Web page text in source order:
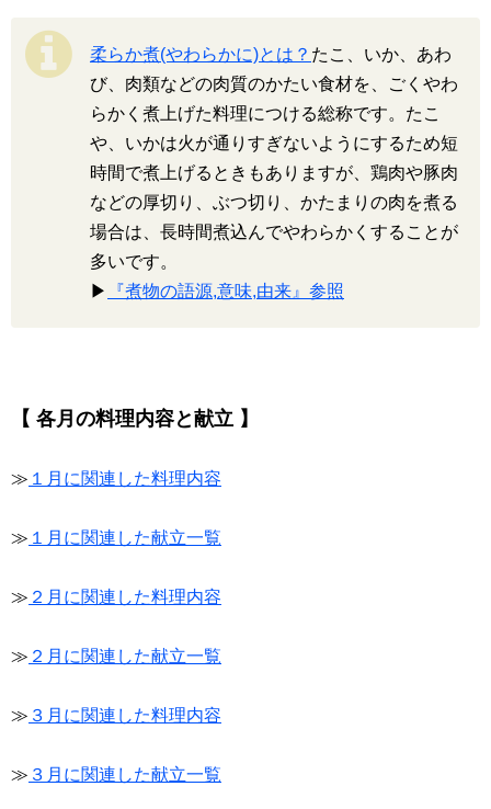
柔らか煮(やわらかに)とは？ たこ、いか、あわ
び、肉類などの肉質のかたい食材を、ごくやわ
らかく煮上げた料理につける総称です。たこ
や、いかは火が通りすぎないようにするため短
時間で煮上げるときもありますが、鶏肉や豚肉
などの厚切り、ぶつ切り、かたまりの肉を煮る
場合は、長時間煮込んでやわらかくすることが
多いです。
▶
『煮物の語源,意味,由来』参照
【 各月の料理内容と献立 】
≫ １月に関連した料理内容
≫ １月に関連した献立一覧
≫ ２月に関連した料理内容
≫ ２月に関連した献立一覧
≫ ３月に関連した料理内容
≫ ３月に関連した献立一覧